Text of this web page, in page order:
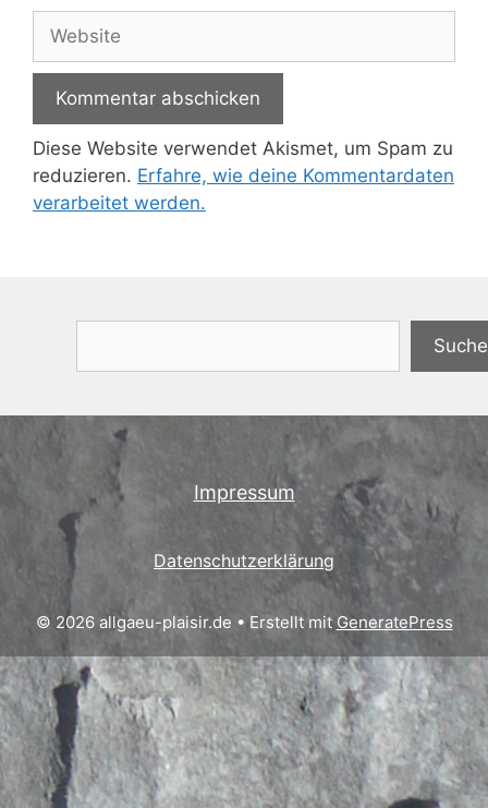
Adresse
Diese Website verwendet Akismet, um Spam zu
reduzieren. Erfahre, wie deine Kommentardaten
verarbeitet werden.
Impressum
Datenschutzerklärung
© 2026 allgaeu-plaisir.de • Erstellt mit GeneratePress